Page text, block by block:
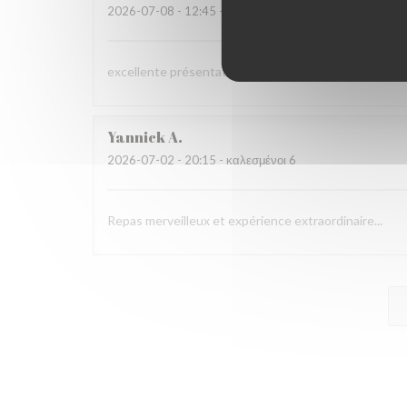
2026-07-08 - 12:45 - καλεσμένοι 3
excellente présentation dans les assiettes et saveur
YannickA
2026-07-02 - 20:15 - καλεσμένοι 6
Repas merveilleux et expérience extraordinaire...